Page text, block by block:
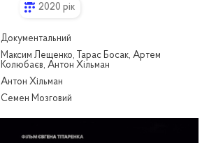
2020 рік
Документальний
Максим Лещенко, Тарас Босак, Артем
Колюбаєв, Антон Хільман
Антон Хільман
Семен Мозговий